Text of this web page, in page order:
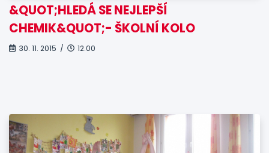
&QUOT;HLEDÁ SE NEJLEPŠÍ
CHEMIK&QUOT;- ŠKOLNÍ KOLO
30. 11. 2015 / 12.00